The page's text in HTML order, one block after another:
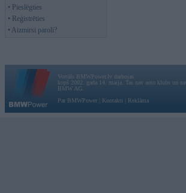
• Pieslēgties
• Reģistrēties
• Aizmirsi paroli?
Vortāls BMWPower.lv darbojas
kopš 2002. gada 14. maija. Tas nav auto klubs un
BMW AG.
Par BMWPower
Kontakti Reklāma